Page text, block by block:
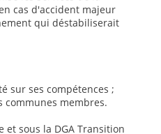
cas d'accident majeur
qui déstabiliserait
sur ses compétences ;
communes membres.
et sous la DGA Transition